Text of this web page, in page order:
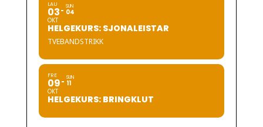
LAU
03
OKT
SUN
04
HELGEKURS: SJONALEISTAR
TVEBANDSTRIKK
FRE
09
OKT
SUN
11
HELGEKURS: BRINGKLUT